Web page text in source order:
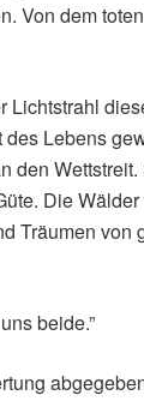
Von dem
Lichtstrahl
Lebens
den
Die
Träumen von
beide.”